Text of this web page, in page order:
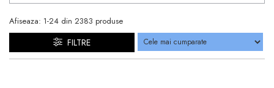
Afiseaza: 1-24 din 2383 produse
FILTRE